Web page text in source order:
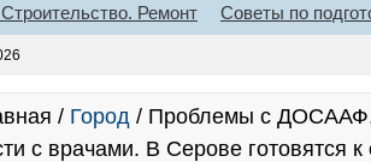
Ремонт
Советы по
/ Город / Проблемы с ДОСААФ,
с врачами. В Серове готовятся